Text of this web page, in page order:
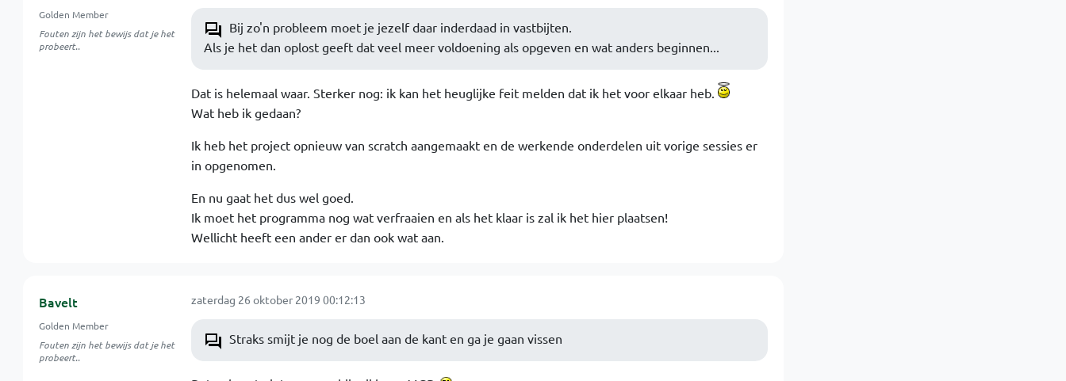
Golden Member
Fouten zijn het bewijs dat je het
probeert..
Bij zo'n probleem moet je jezelf daar inderdaad in vastbijten.
Als je het dan oplost geeft dat veel meer voldoening als opgeven en wat anders beginnen...
Dat is helemaal waar. Sterker nog: ik kan het heuglijke feit melden dat ik het voor elkaar heb.
Wat heb ik gedaan?
Ik heb het project opnieuw van scratch aangemaakt en de werkende onderdelen uit vorige sessies er
in opgenomen.
En nu gaat het dus wel goed.
Ik moet het programma nog wat verfraaien en als het klaar is zal ik het hier plaatsen!
Wellicht heeft een ander er dan ook wat aan.
Bavelt
Golden Member
Fouten zijn het bewijs dat je het
probeert..
zaterdag 26 oktober 2019 00:12:13
Straks smijt je nog de boel aan de kant en ga je gaan vissen